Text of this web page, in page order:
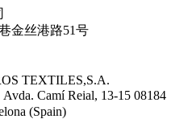
金丝港路51号
TEXTILES,S.A.
Avda. Camí Reial, 13-15 08184
(Spain)